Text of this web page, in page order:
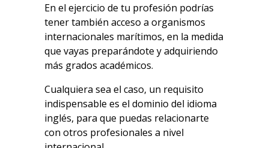
En el ejercicio de tu profesión podrías
tener también acceso a organismos
internacionales marítimos, en la medida
que vayas preparándote y adquiriendo
más grados académicos.
Cualquiera sea el caso, un requisito
indispensable es el dominio del idioma
inglés, para que puedas relacionarte
con otros profesionales a nivel